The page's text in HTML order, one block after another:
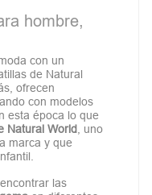
hombre,
con un
de Natural
ofrecen
con modelos
esta época lo que
Natural World, uno
marca y que
las